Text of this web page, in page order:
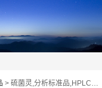
> 硫菌灵,分析标准品,HPLC≥98%